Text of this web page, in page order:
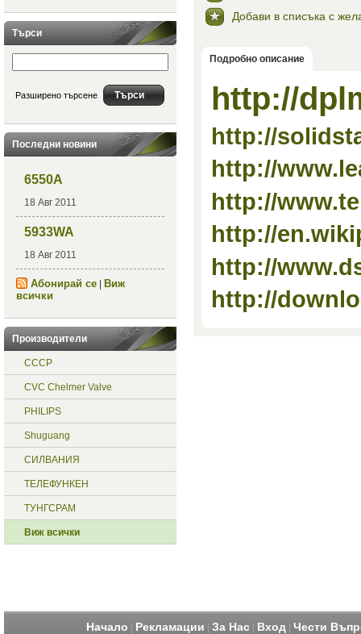
Търси
Разширено търсене
Последни новини
6550A
18 Авг 2011
5933WA
18 Авг 2011
Абонирай се|
Виж
всички
Производители
СССР
CVC Chelmer Valve
PHILIPS
Shuguang
СИЛВАНИЯ
ТЕЛЕФУНКЕН
ТУНГСРАМ
Виж всички
Добави в списъка с
Подробно описание
http://
http://
http://
http://
http://
http://
http://
Начало Рекламации За Нас| Вход| Чести